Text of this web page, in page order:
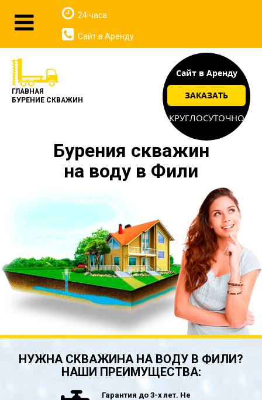
ГЛАВНАЯ
БУРЕНИЕ СКВАЖИН
Бурения скважин
на воду в Фили
Сайт в Аренду
ЗАКАЗАТЬ
КРУГЛОСУТОЧНО
24 часа
Сайт в Аренду
НУЖНА СКВАЖИНА НА ВОДУ В ФИЛИ?
НАШИ ПРЕИМУЩЕСТВА:
Гарантия до 3-х лет. Не